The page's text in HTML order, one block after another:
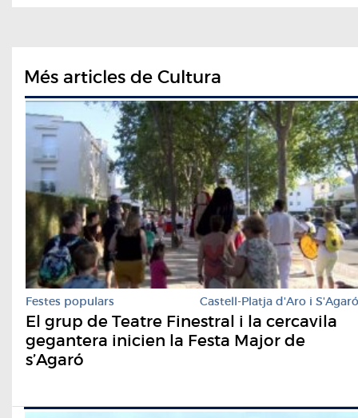
Més articles de Cultura
Festes populars Castell-Platja d'Aro i S'Agaró
El grup de Teatre Finestral i la cercavila
gegantera inicien la Festa Major de
s’Agaró